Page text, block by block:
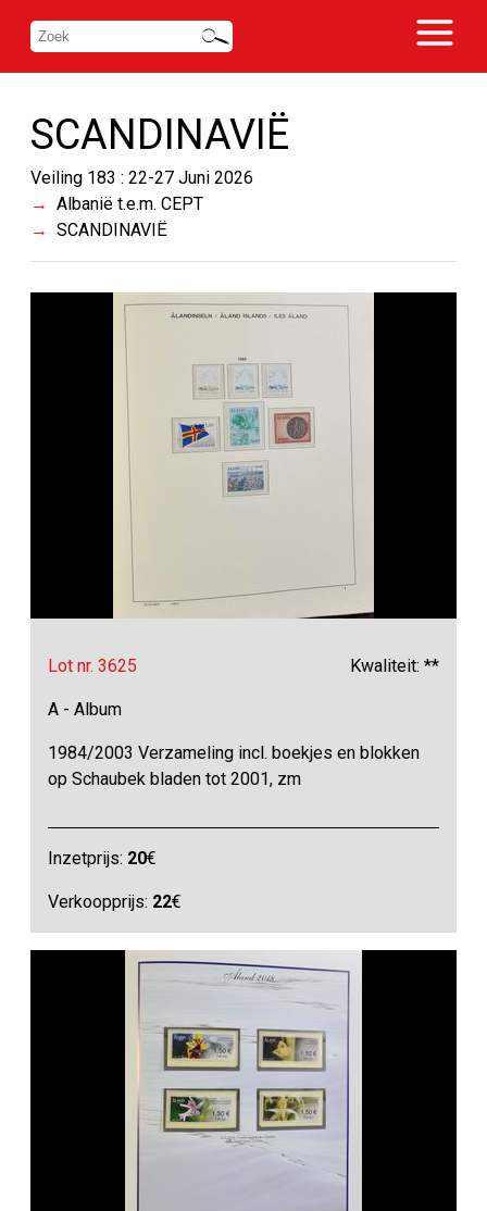
SCANDINAVIË
Veiling 183 : 22-27 Juni 2026
Albanië t.e.m. CEPT
SCANDINAVIË
Lot nr. 3625 Kwaliteit: **
A - Album
1984/2003 Verzameling incl. boekjes en blokken
op Schaubek bladen tot 2001, zm
Inzetprijs: 20€
Verkoopprijs: 22€